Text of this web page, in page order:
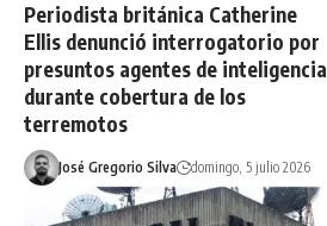
Periodista británica Catherine
Ellis denunció interrogatorio por
presuntos agentes de inteligencia
durante cobertura de los
terremotos
José Gregorio Silva domingo, 5 julio 2026